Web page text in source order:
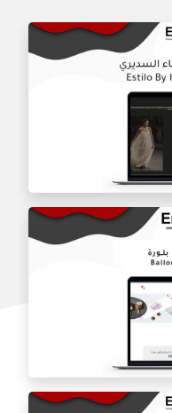
السديري